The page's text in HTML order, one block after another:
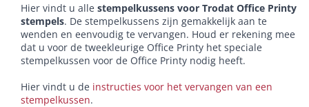
Hier vindt u alle stempelkussens voor Trodat Office Printy
stempels. De stempelkussens zijn gemakkelijk aan te
wenden en eenvoudig te vervangen. Houd er rekening mee
dat u voor de tweekleurige Office Printy het speciale
stempelkussen voor de Office Printy nodig heeft.
Hier vindt u de instructies voor het vervangen van een
stempelkussen.